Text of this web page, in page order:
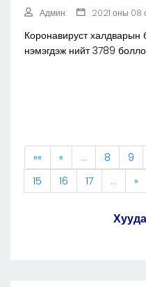
Админ: 2021 оны 08
Коронавируст халдварын
нэмэгдэж нийт 3789
«« « … 8 9
15
16 17 … »